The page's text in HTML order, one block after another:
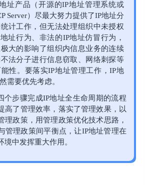
址产品（开源的IP地址管理系统或
Server）尽最大努力提供了IP地址分
计工作，但无法处理组织中未授权
址行为、非法的IP地址仿冒行为，
大的影响了组织内信息业务的连续
法分子进行信息窃取、网络刺探等
性。要落实IP地址管理工作，IP地
需要优先考虑。
个步骤完成IP地址全生命周期的流程
高了管理效率，落实了管理效果，以
理政策，用管理政策优化技术思路，
管理政策间平衡点，让IP地址管理在
境中发挥重大作用。